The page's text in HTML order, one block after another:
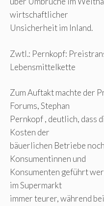
wirtschaftlicher
Unsicherheit im Inland.
Zwtl.: Pernkopf:
Lebensmittelkette
Zum Auftakt machte der
Forums, Stephan
Pernkopf , deutlich, dass
Kosten der
bäuerlichen Betriebe
Konsumentinnen und
Konsumenten geführt
im Supermarkt
immer teurer, während